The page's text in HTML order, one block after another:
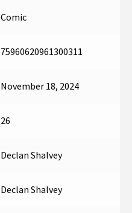
Comic
75960620961300311
November 18, 2024
26
Declan Shalvey
Declan Shalvey